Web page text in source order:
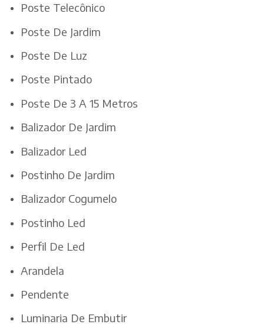
Poste Telecônico
Poste De Jardim
Poste De Luz
Poste Pintado
Poste De 3 A 15 Metros
Balizador De Jardim
Balizador Led
Postinho De Jardim
Balizador Cogumelo
Postinho Led
Perfil De Led
Arandela
Pendente
Luminaria De Embutir